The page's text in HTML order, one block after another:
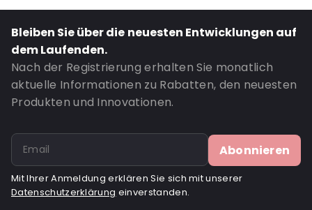
Bottom gusset: 80
Side gusset: 40
Recycled: Nein
Bestell-ID: 6974
Bleiben Sie über die neuesten Entwicklungen auf
dem Laufenden.
Nach der Registrierung erhalten Sie monatlich
aktuelle Informationen zu Rabatten, den neuesten
Produkten und Innovationen.
Abonnieren
Mit Ihrer Anmeldung erklären Sie sich mit unserer
Datenschutzerklärung einverstanden.